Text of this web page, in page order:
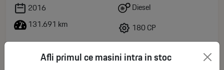
2016
131.691 km
Diesel
180 CP
11.000€
TVA deductibil Descoperă
Afli primul ce masini intra in stoc